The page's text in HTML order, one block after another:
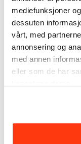
mediefunksjoner
dessuten
vårt, med
annonsering og
med annen
eller som de har
Papir (Sheet): 106
Kreditering
Munchmuseet
samsvar med